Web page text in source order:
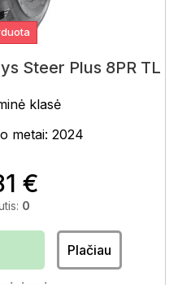
Steer Plus 8PR TL
klasė
metai: 2024
€
0
Plačiau